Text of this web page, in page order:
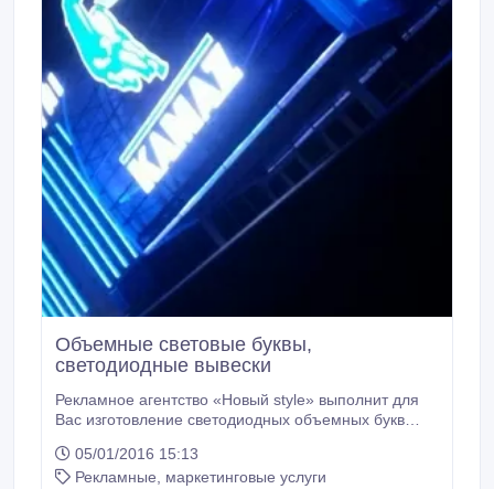
Объемные световые буквы,
светодиодные вывески
Рекламное агентство «Новый style» выполнит для
Вас изготовление светодиодных объемных букв
объемные буквы вы можете заказать у нас? -
Объемные буквы с подсветкой светодиодами.
05/01/2016 15:13
Рекламные, маркетинговые услуги